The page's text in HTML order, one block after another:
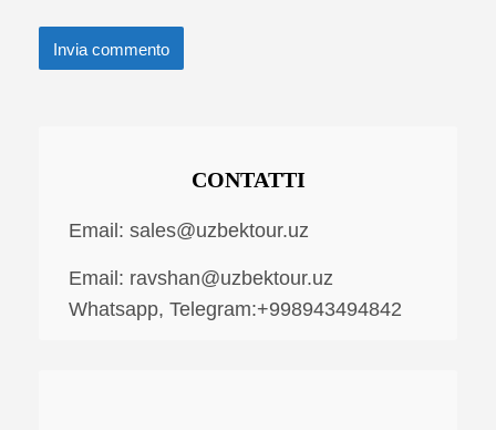
CONTATTI
Email: sales@uzbektour.uz
Email: ravshan@uzbektour.uz
Whatsapp, Telegram:+998943494842